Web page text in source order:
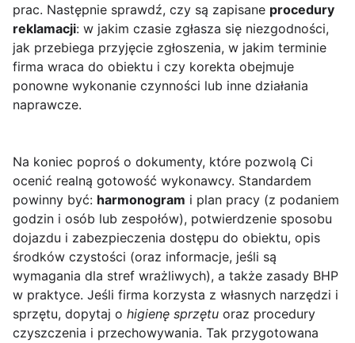
prac. Następnie sprawdź, czy są zapisane procedury
reklamacji: w jakim czasie zgłasza się niezgodności,
jak przebiega przyjęcie zgłoszenia, w jakim terminie
firma wraca do obiektu i czy korekta obejmuje
ponowne wykonanie czynności lub inne działania
naprawcze.
Na koniec poproś o dokumenty, które pozwolą Ci
ocenić realną gotowość wykonawcy. Standardem
powinny być: harmonogram i plan pracy (z podaniem
godzin i osób lub zespołów), potwierdzenie sposobu
dojazdu i zabezpieczenia dostępu do obiektu, opis
środków czystości (oraz informacje, jeśli są
wymagania dla stref wrażliwych), a także zasady BHP
w praktyce. Jeśli firma korzysta z własnych narzędzi i
sprzętu, dopytaj o higienę sprzętu oraz procedury
czyszczenia i przechowywania. Tak przygotowana